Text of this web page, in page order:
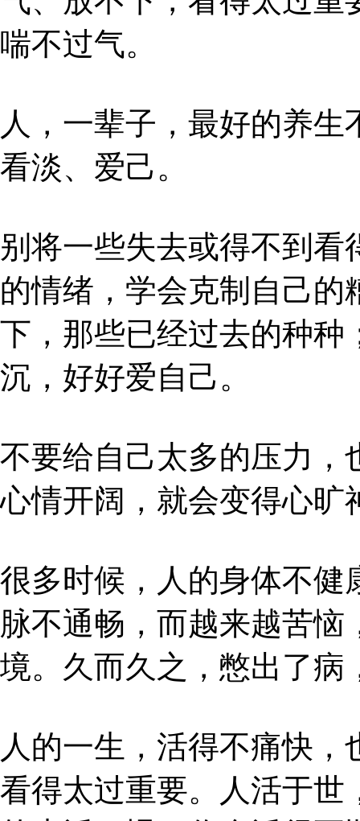
喘不过气。
人，一辈子，最好的养生
看淡、爱己。
别将一些失去或得不到
的情绪，学会克制自己
下，那些已经过去的种种
沉，好好爱自己。
不要给自己太多的压力，
心情开阔，就会变得心旷
很多时候，人的身体不健
脉不通畅，而越来越苦
境。久而久之，憋出了病
人的一生，活得不痛快
看得太过重要。人活于世